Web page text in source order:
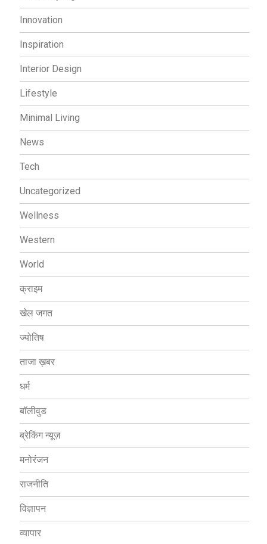
Innovation
Inspiration
Interior Design
Lifestyle
Minimal Living
News
Tech
Uncategorized
Wellness
Western
World
क्राइम
खेल जगत
ज्योतिष
ताजा ख़बर
धर्म
बॉलीवुड
ब्रेकिंग न्यूज़
मनोरंजन
राजनीति
विज्ञापन
व्यापार